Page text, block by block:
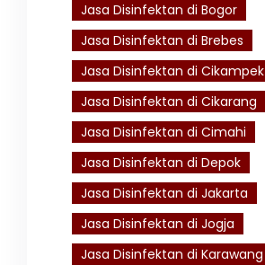
Jasa Disinfektan di Bogor
Jasa Disinfektan di Brebes
Jasa Disinfektan di Cikampek
Jasa Disinfektan di Cikarang
Jasa Disinfektan di Cimahi
Jasa Disinfektan di Depok
Jasa Disinfektan di Jakarta
Jasa Disinfektan di Jogja
Jasa Disinfektan di Karawang